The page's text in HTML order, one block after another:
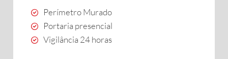
Perímetro Murado
Portaria presencial
Vigilância 24 horas